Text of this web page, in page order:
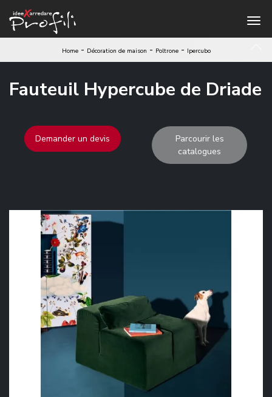
Home- Décoration de maison - Poltrone - Ipercubo
Fauteuil Hypercube de Driade
Demander un devis
Parcourir les
catalogues